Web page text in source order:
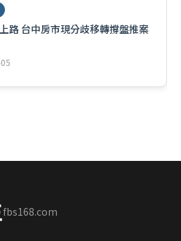
路 台中房市現分歧移轉撐盤推案
fbs168.com